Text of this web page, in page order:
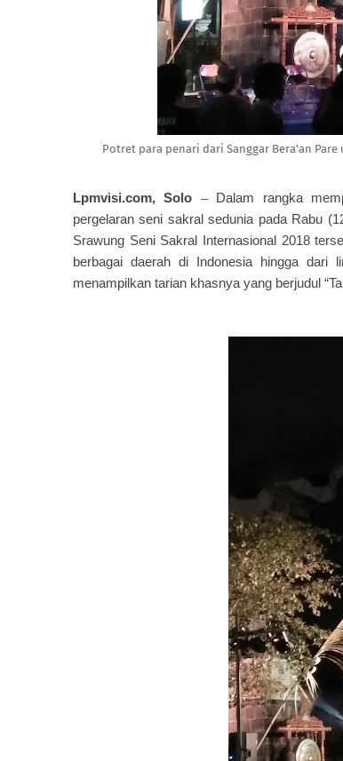
Potret para penari dari Sanggar Bera'an
Lpmvisi.com, Solo –Dalam rangka
pergelaran seni sakral sedunia pada Rabu
Srawung Seni Sakral Internasional 2018
berbagai daerah di Indonesia hingga dari
menampilkan tarian khasnya yang berjudul